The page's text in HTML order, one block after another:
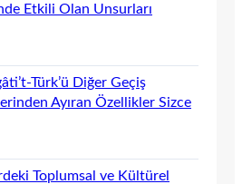
Etkili Olan Unsurları
Türk’ü Diğer Geçiş
Ayıran Özellikler Sizce
Toplumsal ve Kültürel